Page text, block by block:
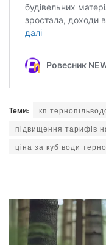
Теми:
кп
підвищення тарифів
ціна за куб води